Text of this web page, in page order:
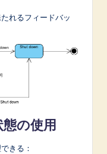
れるフィードバッ
の使用
きる：